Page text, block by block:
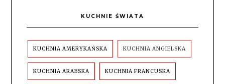
KUCHNIE ŚWIATA
KUCHNIA AMERYKAŃSKA KUCHNIA ANGIELSKA
KUCHNIA ARABSKA KUCHNIA FRANCUSKA